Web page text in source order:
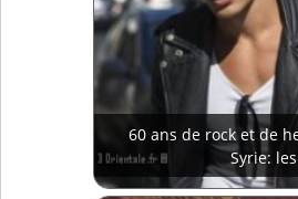
60 ans de rock et de
Syrie: